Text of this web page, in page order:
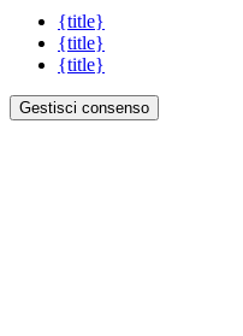
{title}
{title}
{title}
Gestisci consenso